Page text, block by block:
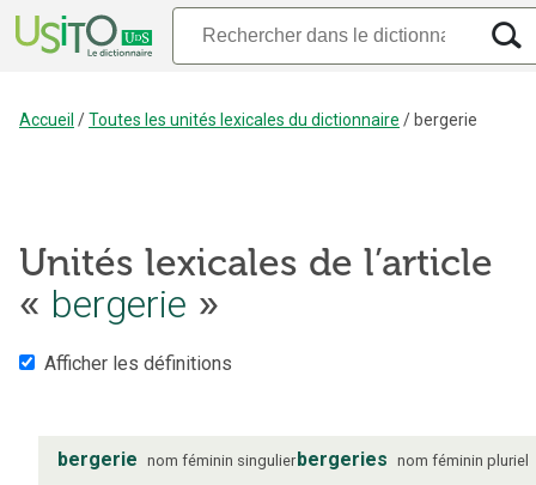
Accueil /Toutes les unités lexicales du dictionnaire / bergerie
Unités lexicales de l’article
« bergerie »
Afficher les définitions
bergerie nom féminin singulierbergeries nom féminin pluriel